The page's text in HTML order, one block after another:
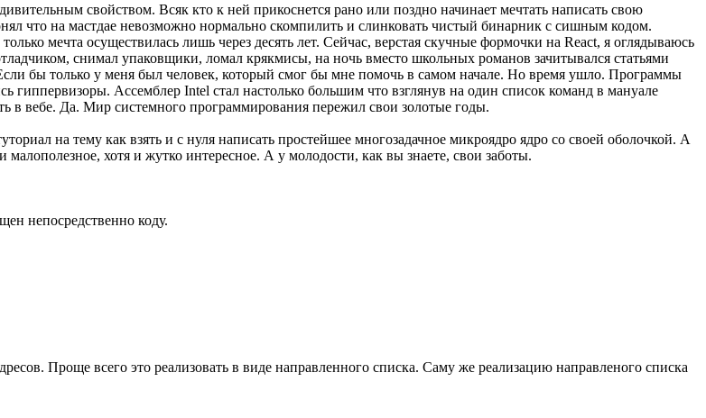
свойством. Всяк кто к ней прикоснется рано или поздно начинает мечтать написать свою
что на мастдае невозможно нормально скомпилить и слинковать чистый бинарник с сишным кодом.
мечта осуществилась лишь через десять лет. Сейчас, верстая скучные формочки на React, я оглядываюсь
снимал упаковщики, ломал крякмисы, на ночь вместо школьных романов зачитывался статьями
бы только у меня был человек, который смог бы мне помочь в самом начале. Но время ушло. Программы
гиппервизоры. Ассемблер Intel стал настолько большим что взглянув на один список команд в мануале
в вебе. Да. Мир системного программирования пережил свои золотые годы.
на тему как взять и с нуля написать простейшее многозадачное микроядро ядро со своей оболочкой. А
малополезное, хотя и жутко интересное. А у молодости, как вы знаете, свои заботы.
непосредственно коду.
Проще всего это реализовать в виде направленного списка. Саму же реализацию направленого списка